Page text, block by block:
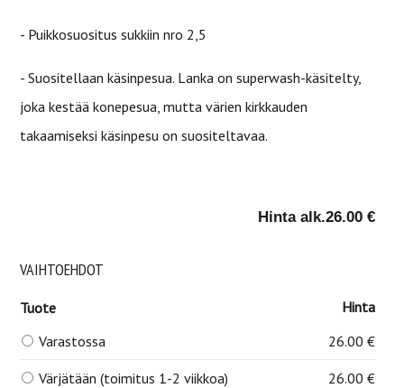
- Puikkosuositus sukkiin nro 2,5
- Suositellaan käsinpesua. Lanka on superwash-käsitelty,
joka kestää konepesua, mutta värien kirkkauden
takaamiseksi käsinpesu on suositeltavaa.
Hinta alk.26.00 €
VAIHTOEHDOT
Tuote
Hinta
Varastossa
26.00 €
Värjätään (toimitus 1-2 viikkoa) 26.00 €